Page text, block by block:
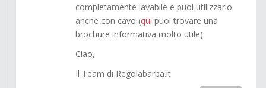
completamente lavabile e puoi utilizzarlo
anche con cavo (qui puoi trovare una
brochure informativa molto utile).
Ciao,
Il Team di Regolabarba.it